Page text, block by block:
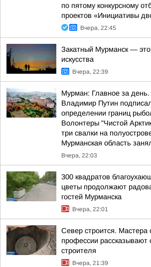
по пятому конкурсному
проектов «Инициативы
Вчера, 22:45
Закатный Мурманск —
искусства
Вчера, 22:39
Мурман: Главное за
Владимир Путин
определении границ
Волонтеры "Чистой
три свалки на
Мурманская область
Вчера, 22:03
300 квадратов
цветы продолжают
гостей Мурманска
Вчера, 22:01
Север строится. Мастера
профессии
строителя
Вчера, 21:39